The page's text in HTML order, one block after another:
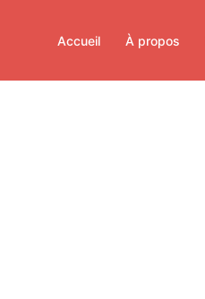
Accueil À propos